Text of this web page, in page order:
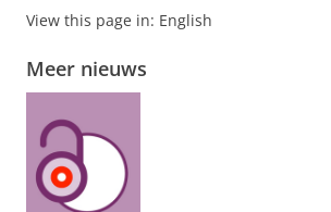
View this page in: English
Meer nieuws